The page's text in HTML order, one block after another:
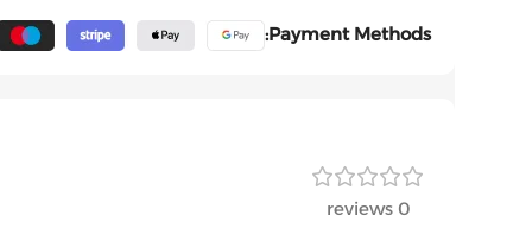
Payment Methods:
0 reviews